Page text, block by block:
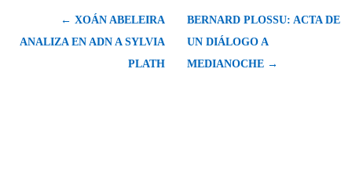
← XOÁN ABELEIRA
ANALIZA EN ADN A SYLVIA
PLATH
BERNARD PLOSSU: ACTA DE
UN DIÁLOGO A
MEDIANOCHE →